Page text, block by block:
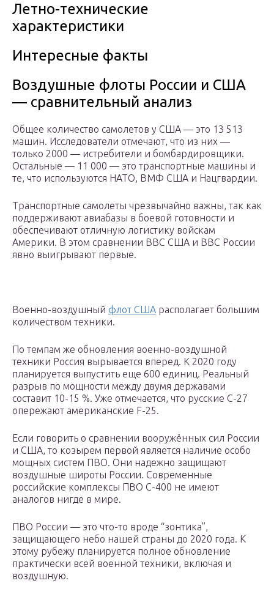
Летно-технические
характеристики
Интересные факты
Воздушные флоты России и США
— сравнительный анализ
Общее количество самолетов у США — это 13 513
машин. Исследователи отмечают, что из них —
только 2000 — истребители и бомбардировщики.
Остальные — 11 000 — это транспортные машины и
те, что используются НАТО, ВМФ США и Нацгвардии.
Транспортные самолеты чрезвычайно важны, так как
поддерживают авиабазы в боевой готовности и
обеспечивают отличную логистику войскам
Америки. В этом сравнении ВВС США и ВВС России
явно выигрывают первые.
Военно-воздушный флот США располагает большим
количеством техники.
По темпам же обновления военно-воздушной
техники Россия вырывается вперед. К 2020 году
планируется выпустить еще 600 единиц. Реальный
разрыв по мощности между двумя державами
составит 10-15 %. Уже отмечается, что русские С-27
опережают американские F-25.
Если говорить о сравнении вооружённых сил России
и США, то козырем первой является наличие особо
мощных систем ПВО. Они надежно защищают
воздушные широты России. Современные
российские комплексы ПВО С-400 не имеют
аналогов нигде в мире.
ПВО России — это что-то вроде “зонтика”,
защищающего небо нашей страны до 2020 года. К
этому рубежу планируется полное обновление
практически всей военной техники, включая и
воздушную.